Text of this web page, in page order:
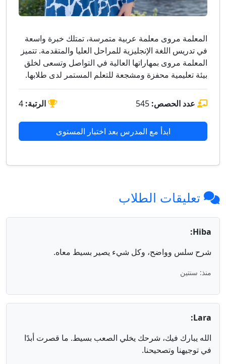
المعلمة مروى معلمة عربية متمرسة، تمتلك خبرة واسعة
في تدريس اللغة الإنجليزية للمراحل العليا والمتقدمة. تتميز
المعلمة مروى بمهاراتها العالية في التواصل وتسعى لخلق
بيئة تعليمية محفزة ومشجعة للتعلم المستمر لدى طلابها.
عدد الحصص: الرتبة:
ابدأ مع المدرس بعد اختبار المستوى
تعليقات الطلاب
Hiba:
شرح سلس وواضح، وكل شيء يصير بسيط معاه.
منذ: سنتين
Lara:
الله يبارك فيك، شرحك يخلي الصعب بسيط. ما قصرت أبدًا
في توجيهنا وتصحيحنا.